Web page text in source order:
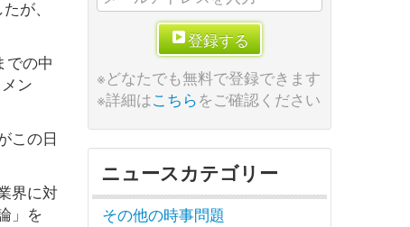
が、
での中
ン
この日
界に対
」を
登録する
※どなたでも無料で登録できます
※詳細はこちらをご確認ください
ニュースカテゴリー
その他の時事問題